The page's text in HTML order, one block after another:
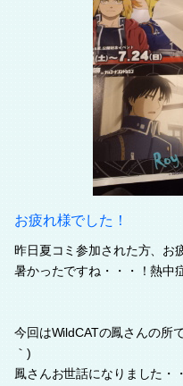
お疲れ様でした！
昨日夏コミ参加された方、お
暑かったですね・・・！熱中
今回はWildCATの鳳さんの所
｀)
鳳さんお世話になりました・